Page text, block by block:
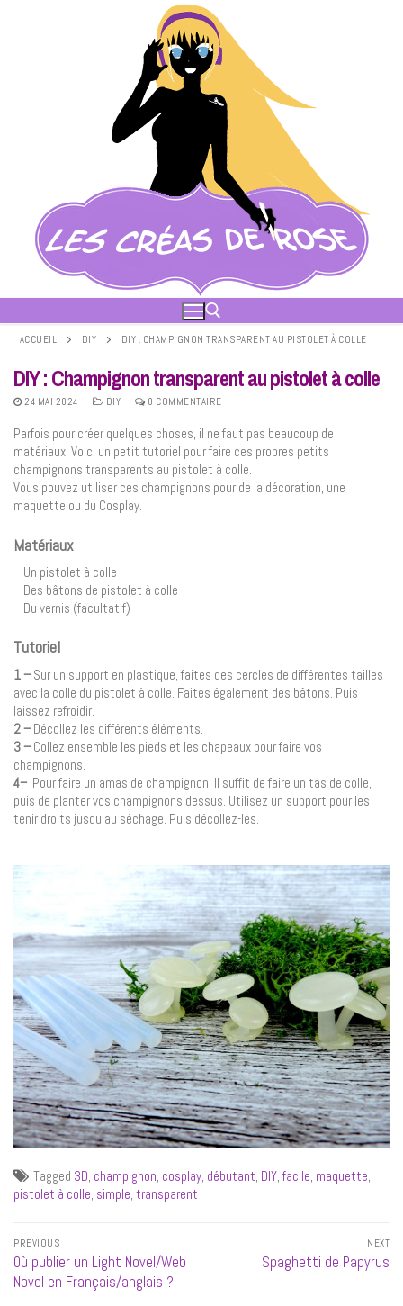
Rechercher :
ACCUEIL DIY DIY : CHAMPIGNON TRANSPARENT AU PISTOLET À COLLE
DIY : Champignon transparent au pistolet à colle
24 MAI 2024 DIY 0 COMMENTAIRE
Parfois pour créer quelques choses, il ne faut pas beaucoup de
matériaux. Voici un petit tutoriel pour faire ces propres petits
champignons transparents au pistolet à colle.
Vous pouvez utiliser ces champignons pour de la décoration, une
maquette ou du Cosplay.
Matériaux
– Un pistolet à colle
– Des bâtons de pistolet à colle
– Du vernis (facultatif)
Tutoriel
1 – Sur un support en plastique, faites des cercles de différentes tailles
avec la colle du pistolet à colle. Faites également des bâtons. Puis
laissez refroidir.
2 – Décollez les différents éléments.
3 – Collez ensemble les pieds et les chapeaux pour faire vos
champignons.
4– Pour faire un amas de champignon. Il suffit de faire un tas de colle,
puis de planter vos champignons dessus. Utilisez un support pour les
tenir droits jusqu’au séchage. Puis décollez-les.
Tagged 3D champignon cosplay débutant DIY ,facile maquette
pistolet à colle simple transparent
Navigation
de
l’article
PREVIOUS
Previous
post:
Où publier un Light Novel/Web
Novel en Français/anglais ?
NEXT
Next
Spaghetti de Papyrus